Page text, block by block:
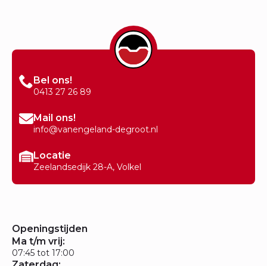
Bel ons!
0413 27 26 89
Mail ons!
info@vanengeland-degroot.nl
Locatie
Zeelandsedijk 28-A, Volkel
Openingstijden
Ma t/m vrij:
07:45 tot 17:00